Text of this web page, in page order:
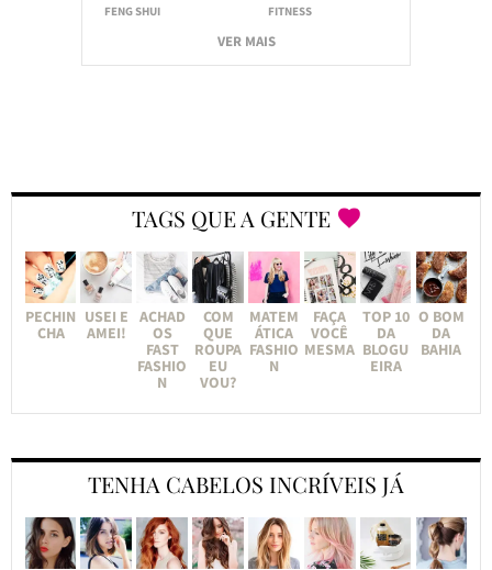
FENG SHUI
FITNESS
VER MAIS
TAGS QUE A GENTE
PECHIN
CHA
USEI E
AMEI!
ACHAD
OS
FAST
FASHIO
N
COM
QUE
ROUPA
EU
VOU?
MATEM
ÁTICA
FASHIO
N
FAÇA
VOCÊ
MESMA
TOP 10
DA
BLOGU
EIRA
O BOM
DA
BAHIA
TENHA CABELOS INCRÍVEIS JÁ